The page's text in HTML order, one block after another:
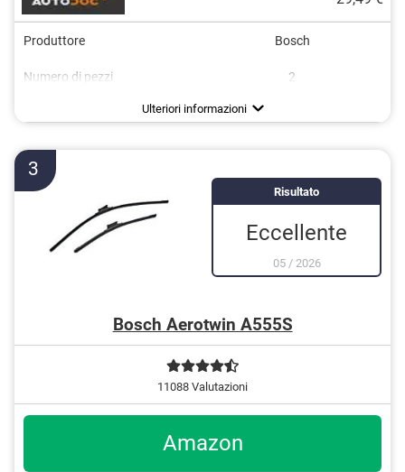
Produttore Bosch
Numero di pezzi
2
Ulteriori informazioni
3
Risultato
Eccellente
05/ 2026
Bosch Aerotwin A555S
11088 Valutazioni
Amazon